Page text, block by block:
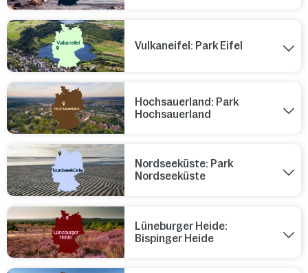
Vulkaneifel: Park Eifel
Hochsauerland: Park
Hochsauerland
Nordseeküste: Park
Nordseeküste
Lüneburger Heide:
Bispinger Heide